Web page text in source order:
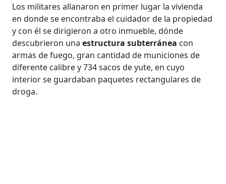
Los militares allanaron en primer lugar la vivienda
en donde se encontraba el cuidador de la propiedad
y con él se dirigieron a otro inmueble, dónde
descubrieron unaestructura subterránea con
armas de fuego, gran cantidad de municiones de
diferente calibre y 734 sacos de yute, en cuyo
interior se guardaban paquetes rectangulares de
droga.